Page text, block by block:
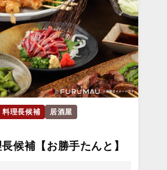
料理長候補 居酒屋
候補【お勝手たんと】